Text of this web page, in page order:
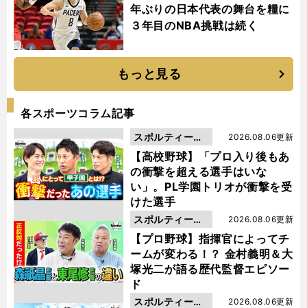
年ぶりの日本代表の舞台を糧に
３年目のNBA挑戦は続く
もっと見る
各スポーツコラム記事
【高校野球】「プロ入り後もあ
の衝撃を超える選手はいな
い」。PL学園トリオが衝撃を受
けた選手
2026.08.06更新
スポルティーバ
動画
【プロ野球】指揮官によってチ
ームが変わる！？ 金村義明＆大
塚光二が語る歴代監督エピソー
ド
2026.08.06更新
スポルティーバ
動画
2026.08.06更新
スポルティーバ